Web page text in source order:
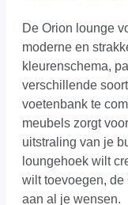
De Orion lounge
moderne en
kleurenschema,
verschillende
voetenbank te
meubels zorgt
uitstraling van je
loungehoek wilt
wilt toevoegen,
aan al je wensen.